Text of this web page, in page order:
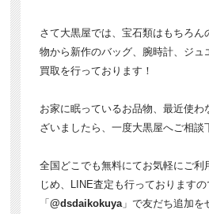
さて大黒屋では、宝石類はもちろん
物から新作のバッグ、腕時計、ジュ
買取を行っております！
お家に眠っているお品物、最近使わ
ざいましたら、一度大黒屋へご相談
全国どこでも無料にてお気軽にご利
じめ、LINE査定も行っておりますの
「 @dsdaikokuya」で友だち追加を